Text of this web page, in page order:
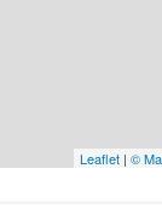
Leaflet | ©